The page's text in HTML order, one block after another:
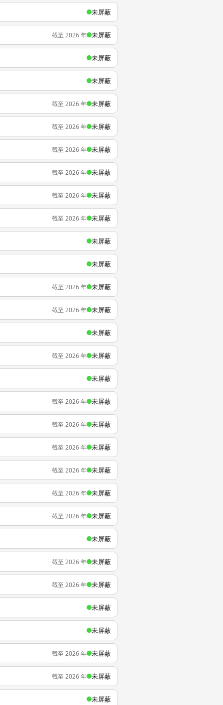
未屏蔽
截至 2026 年 未屏蔽
未屏蔽
未屏蔽
截至 2026 年 未屏蔽
截至 2026 年 未屏蔽
截至 2026 年 未屏蔽
截至 2026 年 未屏蔽
截至 2026 年 未屏蔽
截至 2026 年 未屏蔽
未屏蔽
未屏蔽
截至 2026 年 未屏蔽
截至 2026 年 未屏蔽
未屏蔽
截至 2026 年 未屏蔽
未屏蔽
截至 2026 年 未屏蔽
截至 2026 年 未屏蔽
截至 2026 年 未屏蔽
截至 2026 年 未屏蔽
截至 2026 年 未屏蔽
截至 2026 年 未屏蔽
未屏蔽
截至 2026 年 未屏蔽
截至 2026 年 未屏蔽
未屏蔽
未屏蔽
截至 2026 年 未屏蔽
截至 2026 年 未屏蔽
未屏蔽